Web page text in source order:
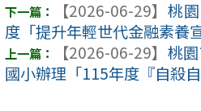
【2026-06-29】 桃
度「提升年輕世代金融素養
【2026-06-29】 桃
國小辦理「115年度『自殺